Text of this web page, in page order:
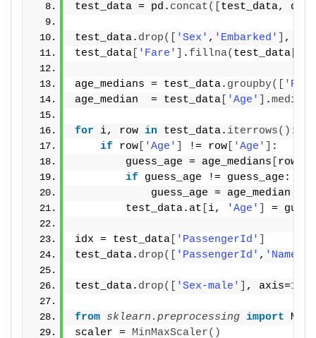
test_data = pd. concat([ test_data,
test_data. drop([ 'Sex' , 'Embarked'
,
test_data
'Fare' . fillna( test_data
age_medians = test_data. groupby([
age_median  = test_data
'Age' .median
for i, row in test_data. iterrows() :
if row 'Age' != row 'Age'
:
        guess_age = age_medians
row
if guess_age != guess_age:
            guess_age = age_median
        test_data.at
i, 'Age' =
idx = test_data 'PassengerId'
test_data. drop([ 'PassengerId' , 'Name'
test_data. drop([ 'Sex-male' , axis=1
from sklearn.preprocessing import
scaler = MinMaxScaler()